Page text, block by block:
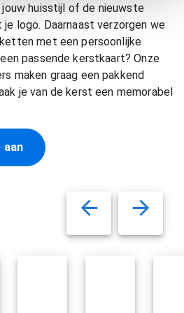
jouw huisstijl of de nieuwste
logo. Daarnaast verzorgen we
met een persoonlijke
passende kerstkaart? Onze
maken graag een pakkend
je van de kerst een memorabel
aan